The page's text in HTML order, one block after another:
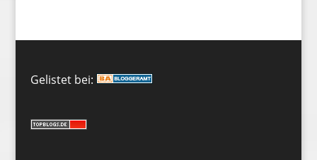
Gelistet bei: